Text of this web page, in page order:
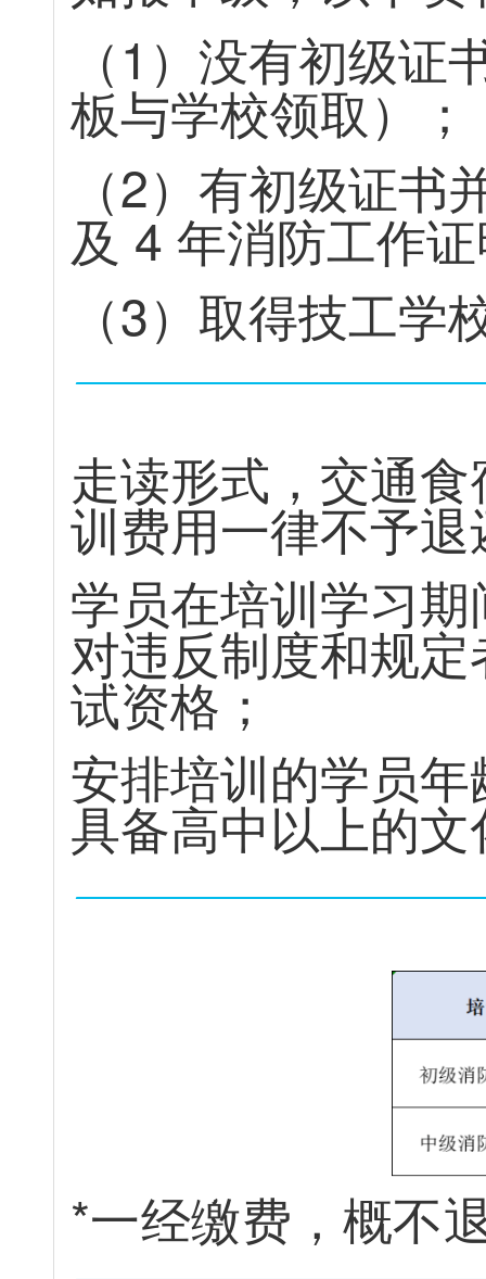
（1 ） 没有初级证
板与学校领取）
；
（2） 有初级证书
及 4 年消防工作证
（3） 取得技工学
走读形式 ， 交通食
训 费用一律不予退
学员在培训 学习期
对违反制度和规定
试资格 ；
安排培训 的学员年
具备高中以上的文
*一经缴费 ， 概不